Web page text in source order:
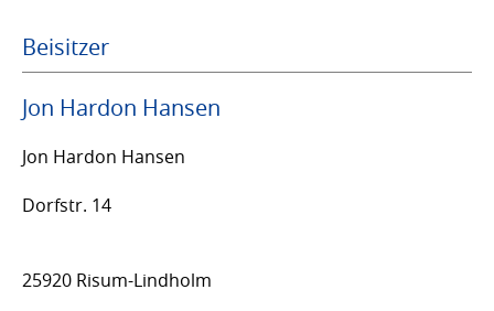
Beisitzer
Jon Hardon Hansen
Jon Hardon Hansen
Dorfstr. 14
25920 Risum-Lindholm